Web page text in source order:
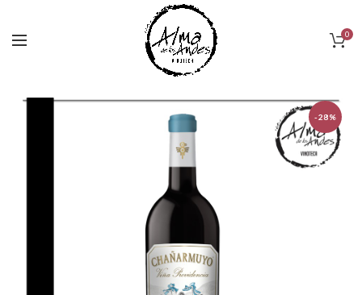
0
-28%